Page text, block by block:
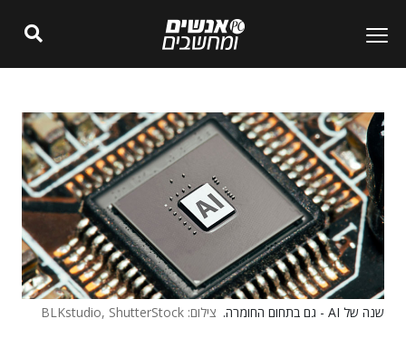
שנה של AI - גם בתחום החומרה. צילום: BLKstudio, ShutterStock